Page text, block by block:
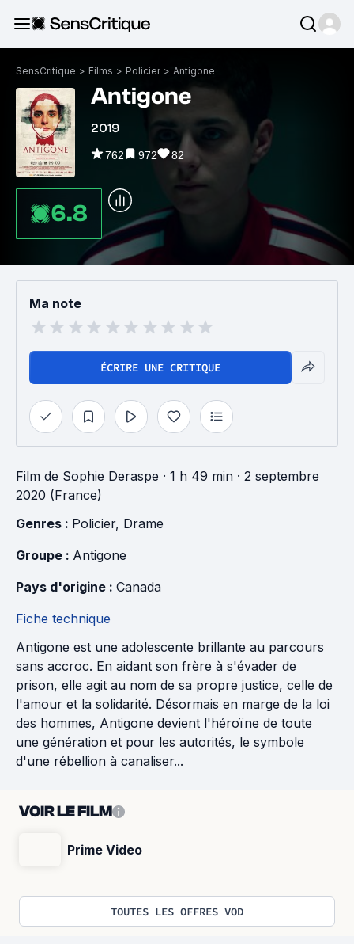
SensCritique > Films > Policier > Antigone
Antigone
2019
762 972 82
6.8
Ma note
ÉCRIRE UNE CRITIQUE
Film de Sophie Deraspe · 1 h 49 min · 2 septembre
2020 (France)
Genres : Policier, Drame
Groupe : Antigone
Pays d'origine : Canada
Fiche technique
Antigone est une adolescente brillante au parcours
sans accroc. En aidant son frère à s'évader de
prison, elle agit au nom de sa propre justice, celle de
l'amour et la solidarité. Désormais en marge de la loi
des hommes, Antigone devient l'héroïne de toute
une génération et pour les autorités, le symbole
d'une rébellion à canaliser...
VOIR LE FILM
Prime Video
TOUTES LES OFFRES VOD